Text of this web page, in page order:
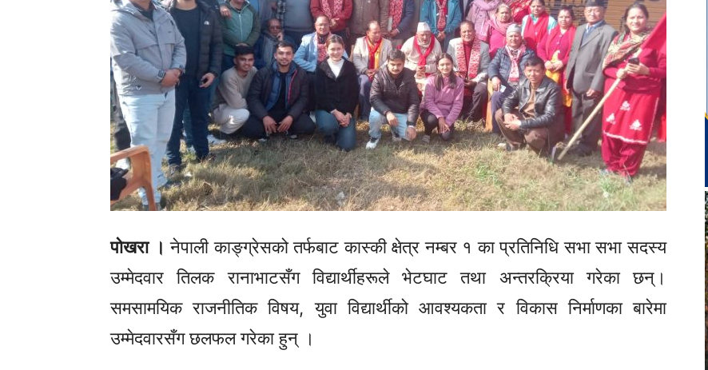
पोखरा । नेपालीकाङ्ग्रेसकोतर्फबाट कास्की क्षेत्र नम्बर १ का प्रतिनिधि सभा सभा सदस्य
उम्मेदवार तिलक रानाभाटसँग विद्यार्थीहरूले भेटघाट तथा अन्तरक्रिया गरेका छन्।
समसामयिक राजनीतिक विषय, युवा विद्यार्थीको आवश्यकता र विकास निर्माणका बारेमा
उम्मेदवारसँग छलफल गरेका हुन् ।